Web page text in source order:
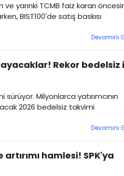
yarınki TCMB faiz kararı
BIST100'de satış baskısı
Devamını
Rekor bedelsiz
Milyonlarca yatırımcının
2026 bedelsiz takvimi
Devamını
hamlesi! SPK'ya